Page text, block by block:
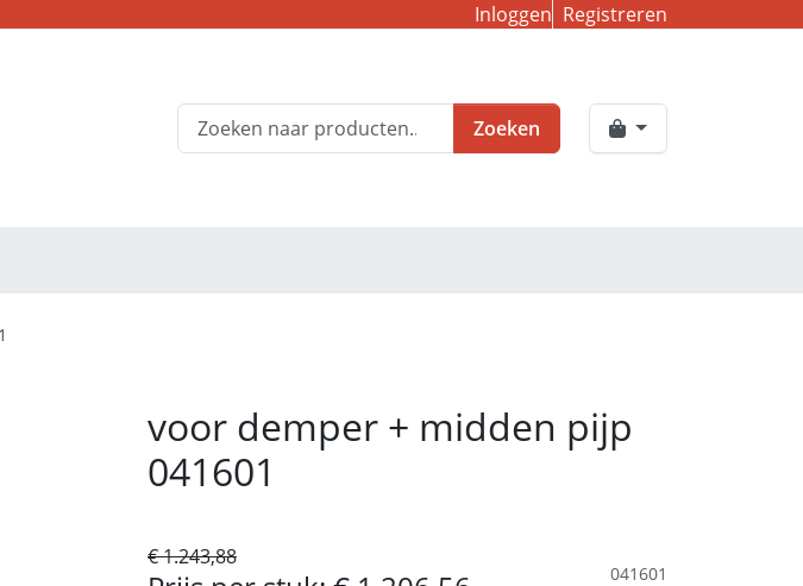
Inloggen Registreren
Zoeken
voor demper + midden pijp
041601
€ 1.243,88
041601